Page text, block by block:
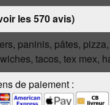
les 570 avis)
paninis, pâtes,
tacos, tex mex,
de paiement :